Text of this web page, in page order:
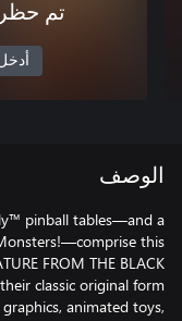
تم
الوصف
pinball tables—and a
this
FROM THE BLACK
classic original form
animated toys,